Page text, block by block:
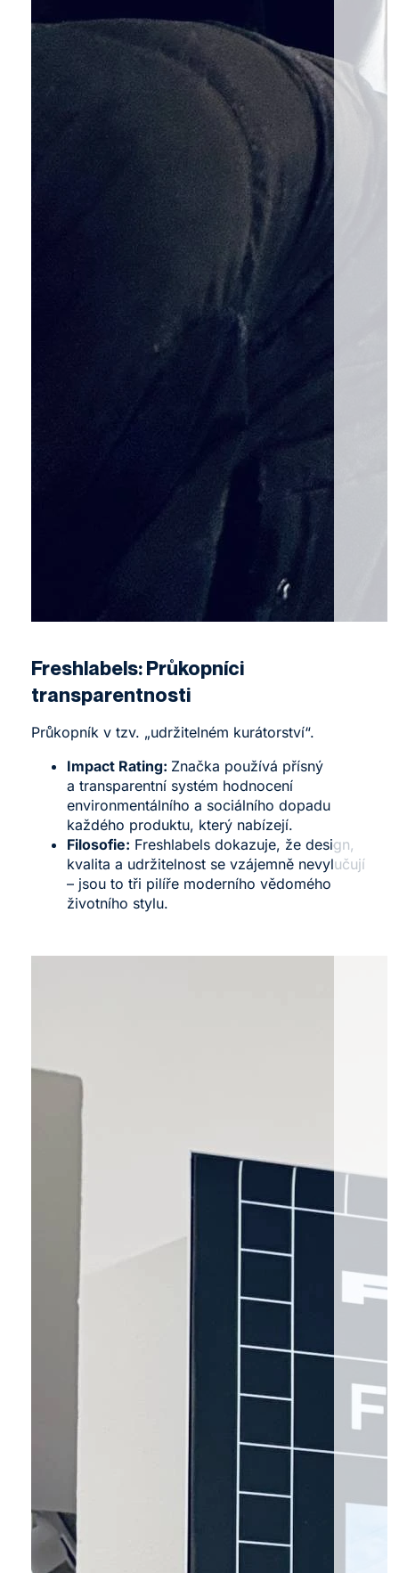
Freshlabels: Průkopníci
transparentnosti
Průkopník v tzv. „udržitelném kurátorství“.
Impact Rating: Značka používá přísný
a transparentní systém hodnocení
environmentálního a sociálního dopadu
každého produktu, který nabízejí.
Filosofie: Freshlabels dokazuje, že design,
kvalita a udržitelnost se vzájemně nevylučují
– jsou to tři pilíře moderního vědomého
životního stylu.